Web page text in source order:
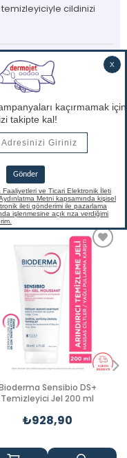
temizleyiciyle cildinizi
Sensibio DS+
Temizleyici Jel 200 ml
₺928,90